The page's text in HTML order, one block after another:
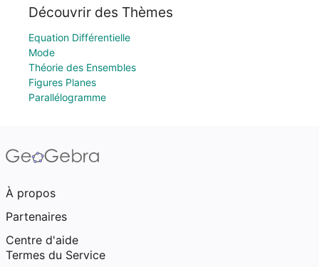
Découvrir des Thèmes
Equation Différentielle
Mode
Théorie des Ensembles
Figures Planes
Parallélogramme
À propos
Partenaires
Centre d'aide
Termes du Service